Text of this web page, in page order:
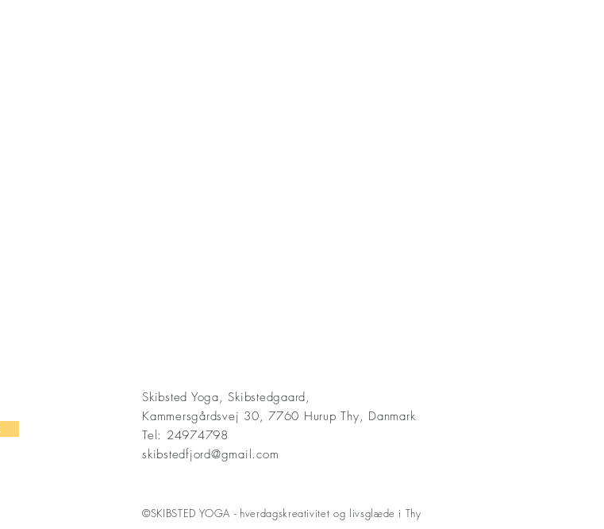
Skibsted Yoga, Skibstedgaard,
Kammersgårdsvej 30, 7760 Hurup Thy, Danmark
Tel: 24974798
skibstedfjord@gmail.com
©SKIBSTED YOGA - hverdagskreativitet og livsglæde i Thy